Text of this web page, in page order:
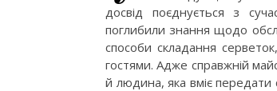
досвід поєднується з
поглибили знання щодо
способи складання
гостями. Адже справжній
й людина, яка вміє передати